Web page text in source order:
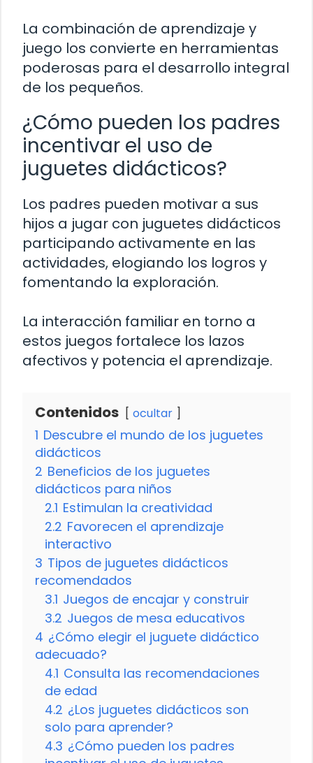
La combinación de aprendizaje y
juego los convierte en herramientas
poderosas para el desarrollo integral
de los pequeños.
¿Cómo pueden los padres
incentivar el uso de
juguetes didácticos?
Los padres pueden motivar a sus
hijos a jugar con juguetes didácticos
participando activamente en las
actividades, elogiando los logros y
fomentando la exploración.
La interacción familiar en torno a
estos juegos fortalece los lazos
afectivos y potencia el aprendizaje.
Contenidos ocultar
1 Descubre el mundo de los juguetes
didácticos
2 Beneficios de los juguetes
didácticos para niños
2.1 Estimulan la creatividad
2.2 Favorecen el aprendizaje
interactivo
3 Tipos de juguetes didácticos
recomendados
3.1 Juegos de encajar y construir
3.2 Juegos de mesa educativos
4 ¿Cómo elegir el juguete didáctico
adecuado?
4.1 Consulta las recomendaciones
de edad
4.2 ¿Los juguetes didácticos son
solo para aprender?
4.3 ¿Cómo pueden los padres